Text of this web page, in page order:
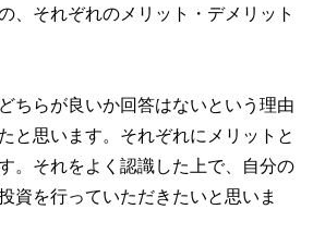
、それぞれのメリット・デメリット
ちらが良いか回答はないという理由
と思います。それぞれにメリットと
。それをよく認識した上で、自分の
資を行っていただきたいと思いま